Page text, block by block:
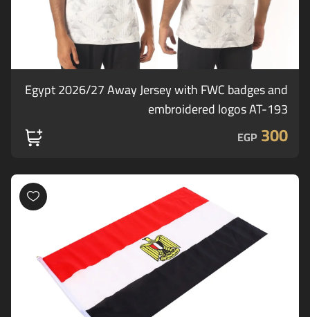
Egypt 2026/27 Away Jersey with FWC badges and
embroidered logos AT-193
300
EGP